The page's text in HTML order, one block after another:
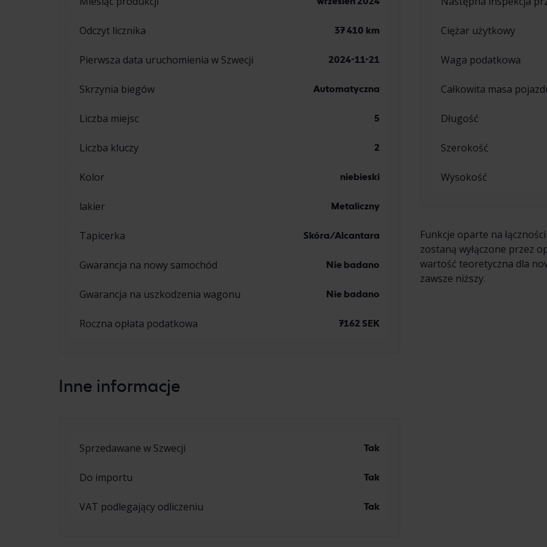
Odczyt licznika 37 410 km
Pierwsza data uruchomienia w Szwecji 2024-11-21
Skrzynia biegów Automatyczna
Liczba miejsc 5
Liczba kluczy 2
Kolor niebieski
lakier Metaliczny
Tapicerka Skóra/Alcantara
Gwarancja na nowy samochód Nie badano
Gwarancja na uszkodzenia wagonu Nie badano
Roczna opłata podatkowa 7162 SEK
Ciężar użytkowy
Waga podatkowa
Całkowita masa
Długość
Szerokość
Wysokość
Funkcje oparte na
zostaną wyłączone przez
wartość teoretyczna dla
zawsze niższy.
Inne informacje
Sprzedawane w Szwecji Tak
Do importu Tak
VAT podlegający odliczeniu Tak